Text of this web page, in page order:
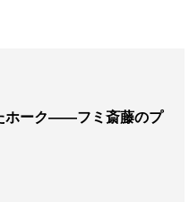
ホーク――フミ斎藤のプ